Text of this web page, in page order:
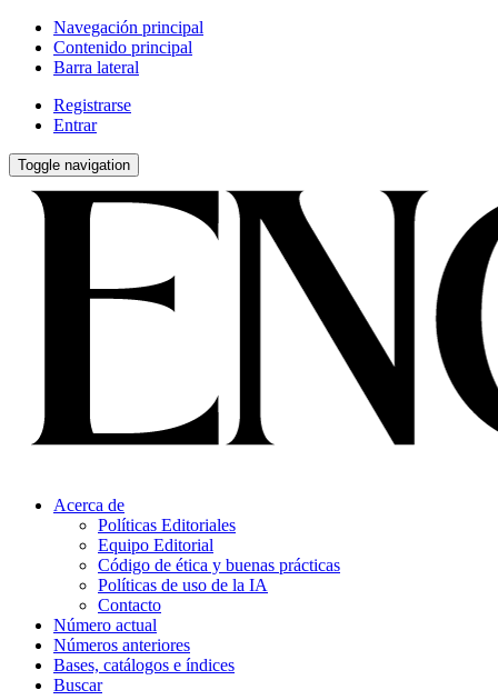
Navegación principal
Contenido principal
Barra lateral
Registrarse
Entrar
Toggle navigation
Acerca de
Políticas Editoriales
Equipo Editorial
Código de ética y buenas prácticas
Políticas de uso de la IA
Contacto
Número actual
Números anteriores
Bases, catálogos e índices
Buscar